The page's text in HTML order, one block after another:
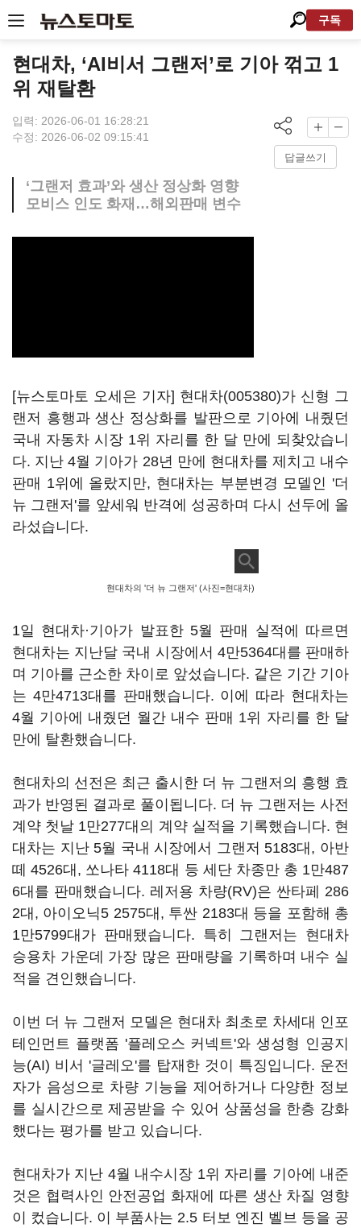
구독
현대차, ‘AI비서 그랜저’로 기아 꺾고 1
위 재탈환
입력: 2026-06-01 16:28:21
수정: 2026-06-02 09:15:41
답글쓰기
‘그랜저 효과’와 생산 정상화 영향
모비스 인도 화재…해외판매 변수
[뉴스토마토 오세은 기자] 현대차(005380)가 신형 그
랜저 흥행과 생산 정상화를 발판으로 기아에 내줬던
국내 자동차 시장 1위 자리를 한 달 만에 되찾았습니
다. 지난 4월 기아가 28년 만에 현대차를 제치고 내수
판매 1위에 올랐지만, 현대차는 부분변경 모델인 '더
뉴 그랜저'를 앞세워 반격에 성공하며 다시 선두에 올
라섰습니다.
현대차의 '더 뉴 그랜저' (사진=현대차)
1일 현대차·기아가 발표한 5월 판매 실적에 따르면
현대차는 지난달 국내 시장에서 4만5364대를 판매하
며 기아를 근소한 차이로 앞섰습니다. 같은 기간 기아
는 4만4713대를 판매했습니다. 이에 따라 현대차는
4월 기아에 내줬던 월간 내수 판매 1위 자리를 한 달
만에 탈환했습니다.
현대차의 선전은 최근 출시한 더 뉴 그랜저의 흥행 효
과가 반영된 결과로 풀이됩니다. 더 뉴 그랜저는 사전
계약 첫날 1만277대의 계약 실적을 기록했습니다. 현
대차는 지난 5월 국내 시장에서 그랜저 5183대, 아반
떼 4526대, 쏘나타 4118대 등 세단 차종만 총 1만487
6대를 판매했습니다. 레저용 차량(RV)은 싼타페 286
2대, 아이오닉5 2575대, 투싼 2183대 등을 포함해 총
1만5799대가 판매됐습니다. 특히 그랜저는 현대차
승용차 가운데 가장 많은 판매량을 기록하며 내수 실
적을 견인했습니다.
이번 더 뉴 그랜저 모델은 현대차 최초로 차세대 인포
테인먼트 플랫폼 '플레오스 커넥트'와 생성형 인공지
능(AI) 비서 '글레오'를 탑재한 것이 특징입니다. 운전
자가 음성으로 차량 기능을 제어하거나 다양한 정보
를 실시간으로 제공받을 수 있어 상품성을 한층 강화
했다는 평가를 받고 있습니다.
현대차가 지난 4월 내수시장 1위 자리를 기아에 내준
것은 협력사인 안전공업 화재에 따른 생산 차질 영향
이 컸습니다. 이 부품사는 2.5 터보 엔진 벨브 등을 공